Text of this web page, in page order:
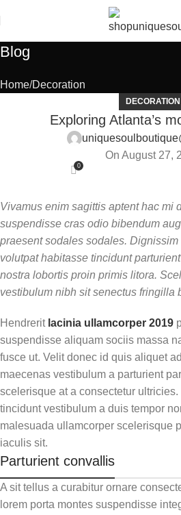
Blog
Home Decoration
DECORATION
Exploring Atlanta’s
On August 27,
0
Vivamus enim sagittis aptent hac mi
suspendisse cras odio bibendum
praesent sodales sodales.
volutpat habitasse tincidunt
nostra lobortis proin primis litora.
vestibulum nibh sit senectus fringilla
Hendrerit lacinia ullamcorper 2019
suspendisse aliquam sociis massa
fusce ut. Velit donec id quis aliquet
maecenas vestibulum a parturient
scelerisque at a consectetur
tincidunt vestibulum a duis tempor
malesuada ullamcorper scelerisque
iaculis sit.
Parturient convallis
A sit tellus a curabitur ornare
lorem porta montes suspendisse